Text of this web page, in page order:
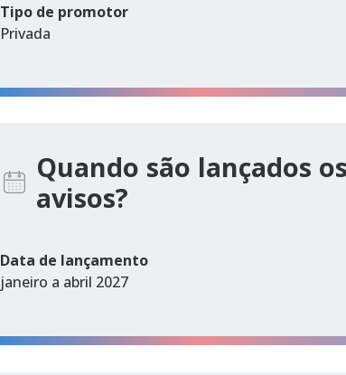
Tipo de promotor
Privada
Quando são lançados os
avisos?
Data de lançamento
janeiro a abril 2027